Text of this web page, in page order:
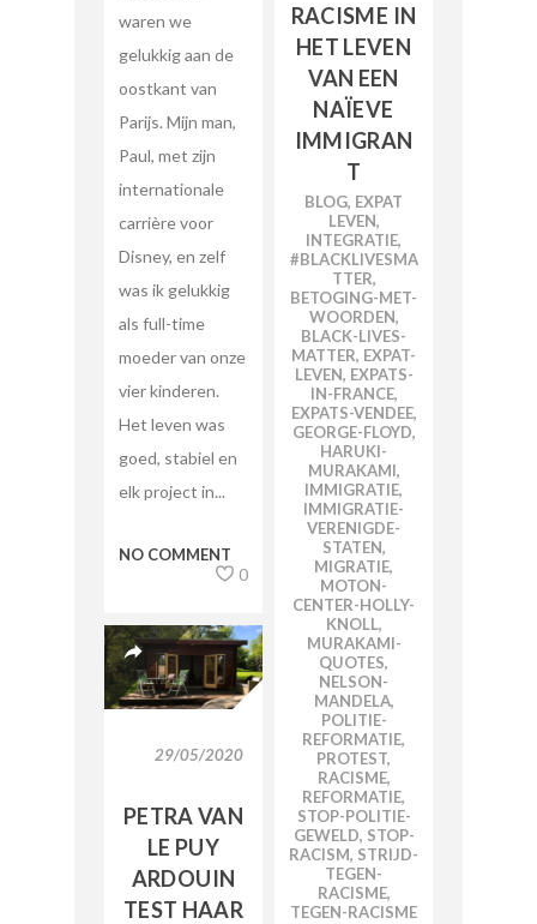
29/05/2020
PETRA VAN
LE PUY
ARDOUIN
TEST HAAR
waren we
gelukkig aan de
oostkant van
Parijs. Mijn man,
Paul, met zijn
internationale
carrière voor
Disney, en zelf
was ik gelukkig
als full-time
moeder van onze
vier kinderen.
Het leven was
goed, stabiel en
elk project in...
NO COMMENT
0
RACISME IN
HET LEVEN
VAN EEN
NAÏEVE
IMMIGRAN
T
BLOG, EXPAT
LEVEN,
INTEGRATIE,
#BLACKLIVESMA
TTER,
BETOGING-MET-
WOORDEN,
BLACK-LIVES-
MATTER, EXPAT-
LEVEN, EXPATS-
IN-FRANCE,
EXPATS-VENDEE,
GEORGE-FLOYD,
HARUKI-
MURAKAMI,
IMMIGRATIE,
IMMIGRATIE-
VERENIGDE-
STATEN,
MIGRATIE,
MOTON-
CENTER-HOLLY-
KNOLL,
MURAKAMI-
QUOTES,
NELSON-
MANDELA,
POLITIE-
REFORMATIE,
PROTEST,
RACISME,
REFORMATIE,
STOP-POLITIE-
GEWELD, STOP-
RACISM, STRIJD-
TEGEN-
RACISME,
TEGEN-RACISME